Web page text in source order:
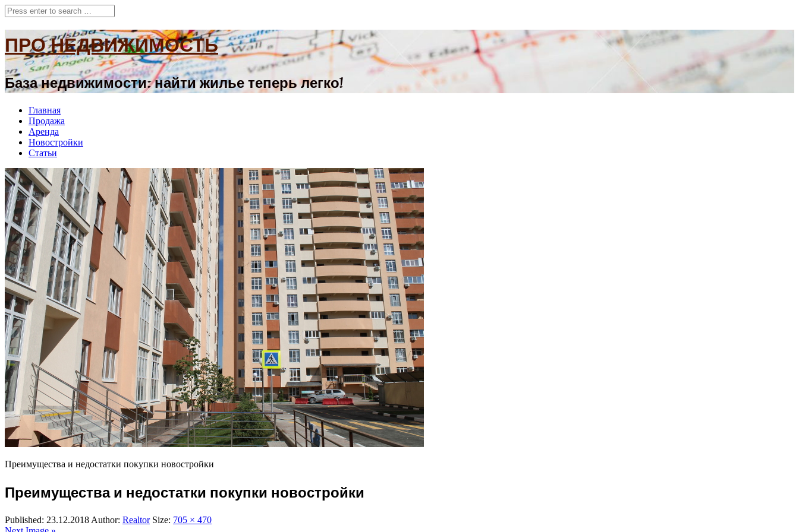
ПРО НЕДВИЖИМОСТЬ
База недвижимости: найти жилье теперь легко!
Главная
Продажа
Аренда
Новостройки
Статьи
Преимущества и недостатки покупки новостройки
Преимущества и недостатки покупки новостройки
Published: 23.12.2018 Author: Realtor Size: 705 × 470